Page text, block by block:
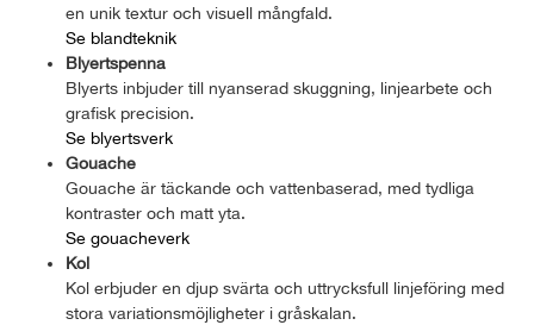
en unik textur och visuell mångfald.
Se blandteknik
Blyertspenna
Blyerts inbjuder till nyanserad skuggning, linjearbete och
grafisk precision.
Se blyertsverk
Gouache
Gouache är täckande och vattenbaserad, med tydliga
kontraster och matt yta.
Se gouacheverk
Kol
Kol erbjuder en djup svärta och uttrycksfull linjeföring med
stora variationsmöjligheter i gråskalan.